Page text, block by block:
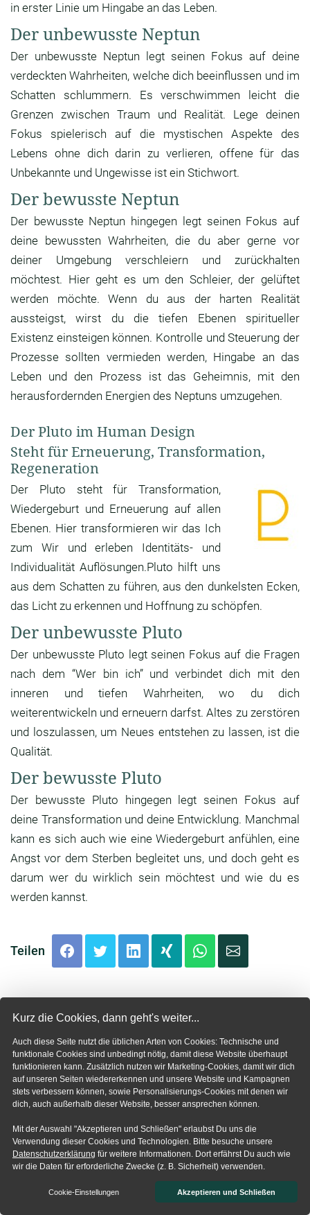
Kurz die Cookies, dann geht's weiter...
Auch diese Seite nutzt die üblichen Arten von Cookies: Technische und
funktionale Cookies sind unbedingt nötig, damit diese Website überhaupt
funktionieren kann. Zusätzlich nutzen wir Marketing-Cookies, damit wir dich
auf unseren Seiten wiedererkennen und unsere Website und Kampagnen
stets verbessern können, sowie Personalisierungs-Cookies mit denen wir
dich, auch außerhalb dieser Website, besser ansprechen können.
Mit der Auswahl "Akzeptieren und Schließen" erlaubst Du uns die
Verwendung dieser Cookies und Technologien. Bitte besuche unsere
Datenschutzerklärung für weitere Informationen. Dort erfährst Du auch wie
wir die Daten für erforderliche Zwecke (z. B. Sicherheit) verwenden.
Cookie-Einstellungen Akzeptieren und Schließen
in erster Linie um Hingabe an das Leben.
Der unbewusste Neptun
Der unbewusste Neptun legt seinen Fokus auf deine
verdeckten Wahrheiten, welche dich beeinflussen und im
Schatten schlummern. Es verschwimmen leicht die
Grenzen zwischen Traum und Realität. Lege deinen
Fokus spielerisch auf die mystischen Aspekte des
Lebens ohne dich darin zu verlieren, offene für das
Unbekannte und Ungewisse ist ein Stichwort.
Der bewusste Neptun
Der bewusste Neptun hingegen legt seinen Fokus auf
deine bewussten Wahrheiten, die du aber gerne vor
deiner Umgebung verschleiern und zurückhalten
möchtest. Hier geht es um den Schleier, der gelüftet
werden möchte. Wenn du aus der harten Realität
aussteigst, wirst du die tiefen Ebenen spiritueller
Existenz einsteigen können. Kontrolle und Steuerung der
Prozesse sollten vermieden werden, Hingabe an das
Leben und den Prozess ist das Geheimnis, mit den
herausfordernden Energien des Neptuns umzugehen.
Der Pluto im Human Design
Steht für Erneuerung, Transformation,
Regeneration
Der Pluto steht für Transformation,
Wiedergeburt und Erneuerung auf allen
Ebenen. Hier transformieren wir das Ich
zum Wir und erleben Identitäts- und
Individualität Auflösungen.Pluto hilft uns
aus dem Schatten zu führen, aus den dunkelsten Ecken,
das Licht zu erkennen und Hoffnung zu schöpfen.
Der unbewusste Pluto
Der unbewusste Pluto legt seinen Fokus auf die Fragen
nach dem “Wer bin ich” und verbindet dich mit den
inneren und tiefen Wahrheiten, wo du dich
weiterentwickeln und erneuern darfst. Altes zu zerstören
und loszulassen, um Neues entstehen zu lassen, ist die
Qualität.
Der bewusste Pluto
Der bewusste Pluto hingegen legt seinen Fokus auf
deine Transformation und deine Entwicklung. Manchmal
kann es sich auch wie eine Wiedergeburt anfühlen, eine
Angst vor dem Sterben begleitet uns, und doch geht es
darum wer du wirklich sein möchtest und wie du es
werden kannst.
Teilen
Christine Hackl
Julia Christine Hackl ist eine
erfahrene Human Design Expertin
umfassender Expertise. Seit 2015 engagiert sie
sich in Human Design, lernte praxisnah von
renommierten Mentoren und absolvierte
zahlreiche Aus- und Weiterbildungen unter